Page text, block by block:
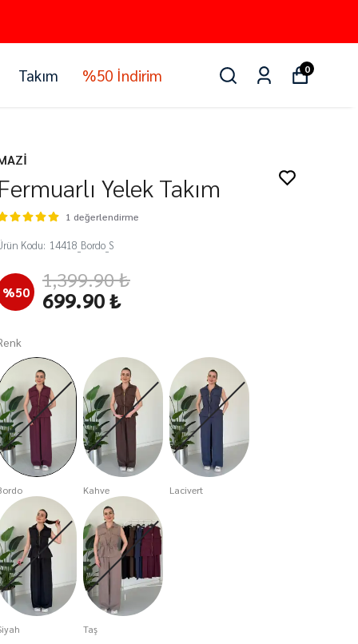
Takım %50 İndirim 0
Yelek Takım
1 değerlendirme
Kodu: 14418_Bordo_S
%50 1,399.90 ₺
699.90 ₺
Kahve Lacivert
Taş